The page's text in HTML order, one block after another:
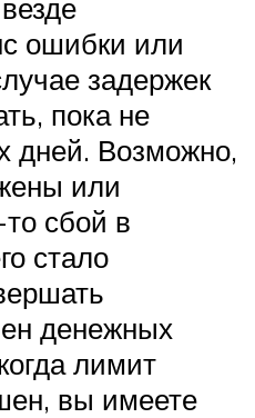
ошибки или
задержек
пока не
дней. Возможно,
или
сбой в
стало
денежных
лимит
вы имеете